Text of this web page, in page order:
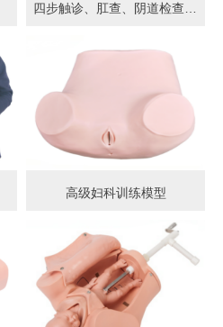
四步触诊、肛查、阴道检查训练模型
高级妇科训练模型